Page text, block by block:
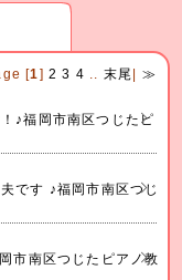
[1 ] 2 3 4 末尾 | ≫
♪福岡市南区つじたピ
です ♪福岡市南区つじ
市南区つじたピアノ教